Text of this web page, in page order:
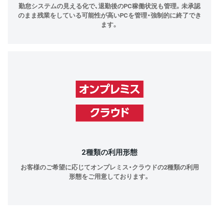
勤怠システムの見える化で、退勤後のPC稼働状況も管理。未承認
のまま残業をしている可能性が高いPCを管理・強制的に終了でき
ます。
2種類の利用形態
お客様のご希望に応じてオンプレミス・クラウドの2種類の利用
形態をご用意しております。